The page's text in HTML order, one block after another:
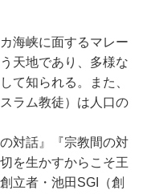
海峡に面するマレー
天地であり、多様な
て知られる。また、
ラム教徒）は人口の
対話』『宗教間の対
を生かすからこそ王
立者・池田SGI（創